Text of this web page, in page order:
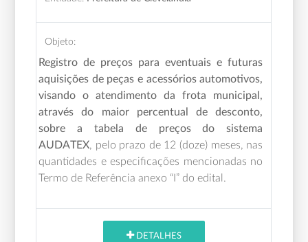
Objeto:
Registro de preços para eventuais e futuras
aquisições de peças e acessórios automotivos,
visando o atendimento da frota municipal,
através do maior percentual de desconto,
sobre a tabela de preços do sistema
AUDATEX, pelo prazo de 12 (doze) meses, nas
quantidades e especificações mencionadas no
Termo de Referência anexo “I” do edital.
DETALHES